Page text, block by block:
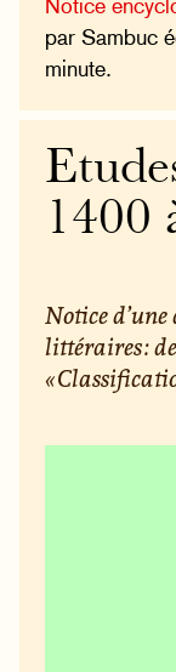
par Sambuc
minute.
1400
Notice d’une
littéraires :
«